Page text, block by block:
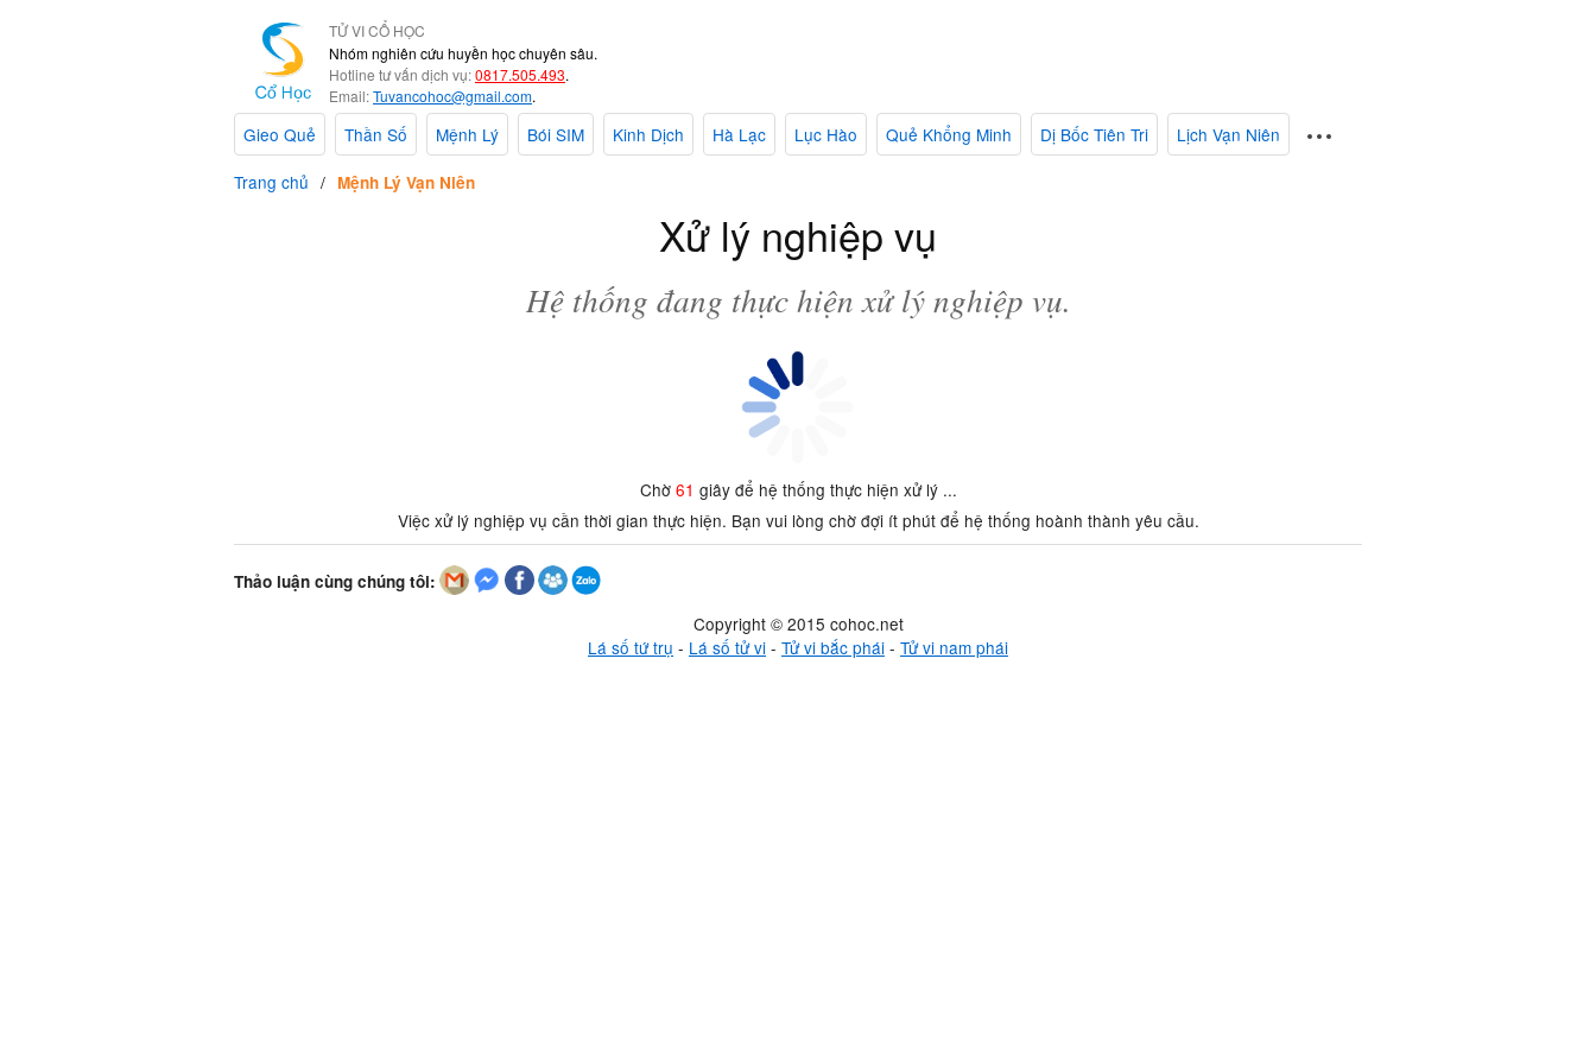
TỬ VI CỔ HỌC
Nhóm nghiên cứu huyền học chuyên sâu.
Hotline tư vấn dịch vụ:0817.505.493.
Email:Tuvancohoc@gmail.com.
Gieo Quẻ Thần Số Mệnh Lý Bói SIM Kinh Dịch Hà Lạc Lục Hào Quẻ Khổng Minh Dị Bốc Tiên Tri
Lịch Vạn Niên
Trang chủ
Mệnh Lý Vạn Niên
Xử lý nghiệp vụ
Hệ thống đang thực hiện xử lý nghiệp vụ.
Chờ 61 giây để hệ thống thực hiện xử lý ...
Việc xử lý nghiệp vụ cần thời gian thực hiện. Bạn vui lòng chờ đợi ít phút để hệ thống hoành thành yêu cầu.
Thảo luận cùng chúng tôi:
Copyright © 2015 cohoc.net
Lá số tứ trụ - Lá số tử vi - Tử vi bắc phái - Tử vi nam phái